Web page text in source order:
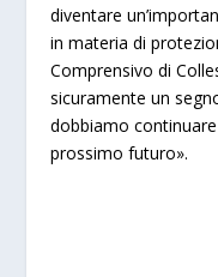
diventare
in materia di
Comprensivo di
sicuramente un
dobbiamo
prossimo futuro».